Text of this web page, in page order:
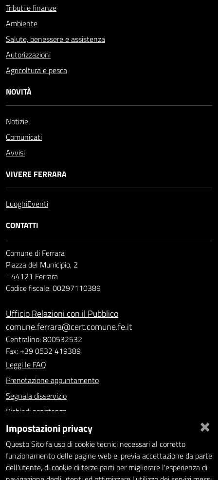
Tributi e finanze
Ambiente
Salute, benessere e assistenza
Autorizzazioni
Agricoltura e pesca
NOVITÀ
Notizie
Comunicati
Avvisi
VIVERE FERRARA
LuoghiEventi
CONTATTI
Comune di Ferrara
Piazza del Municipio, 2
- 44121 Ferrara
Codice fiscale: 00297110389
Ufficio Relazioni con il Pubblico
comune.ferrara@cert.comune.fe.it
Centralino: 800532532
Fax: +39 0532 419389
Leggi le FAQ
Prenotazione appuntamento
Segnala disservizio
Richiedi assistenza
Statistiche dei Siti web
Intranet - accesso riservato
Amministrazione trasparente
×
Impostazioni privacy
Questo Sito fa uso di cookie tecnici necessari al corretto
funzionamento delle pagine web e, previa accettazione da parte
dell'utente, di cookie di terze parti per migliorare l'esperienza di